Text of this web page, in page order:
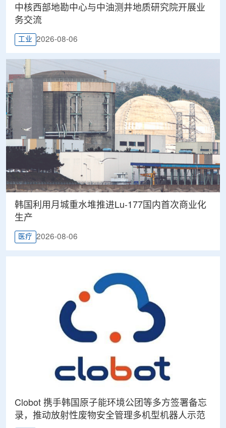
中核西部地勘中心与中油测井地质研究院开展业
务交流
工业 2026-08-06
韩国利用月城重水堆推进Lu-177国内首次商业化
生产
医疗 2026-08-06
Clobot 携手韩国原子能环境公团等多方签署备忘
录，推动放射性废物安全管理多机型机器人示范